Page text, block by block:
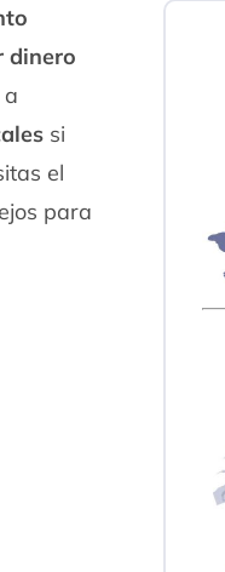
dinero
si
el
para